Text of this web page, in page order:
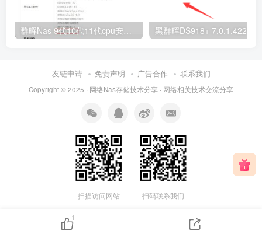
群晖Nas 9代10代11代cpu安装DS918核显不显示、无法硬解的设置说明（支持DSM6.X和DSM7.X，支持虚拟机环境）
友链申请 免责声明 广告合作 联系我们
Copyright © 2025 · 网络Nas存储技术分享 · 网络相关技术交流分享
扫描访问网站 扫码联系我们
1